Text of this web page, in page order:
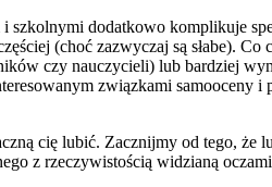
dodatkowo komplikuje
(choć zazwyczaj są słabe).
czy nauczycieli) lub bardziej
związkami
cię lubić. Zacznijmy od tego,
z rzeczywistością widzianą